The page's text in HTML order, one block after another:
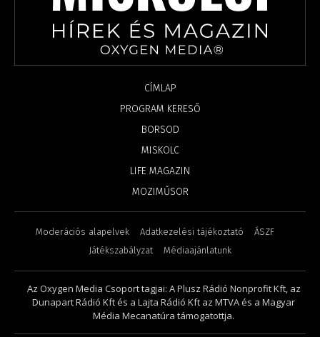
CÍMLAP
PROGRAM KERESŐ
BORSOD
MISKOLC
LIFE MAGAZIN
MOZIMŰSOR
Moderációs alapelvek Adatkezelési tájékoztató
ÁSZF
Játékszabályzat
Médiaajánlatunk
Az Oxygen Media Csoport tagjai: A Plusz Rádió Nonprofit Kft, az
Dunapart Rádió Kft és a Lajta Rádió Kft az MTVA és a Magyar
Média Mecanatúra támogatottja.